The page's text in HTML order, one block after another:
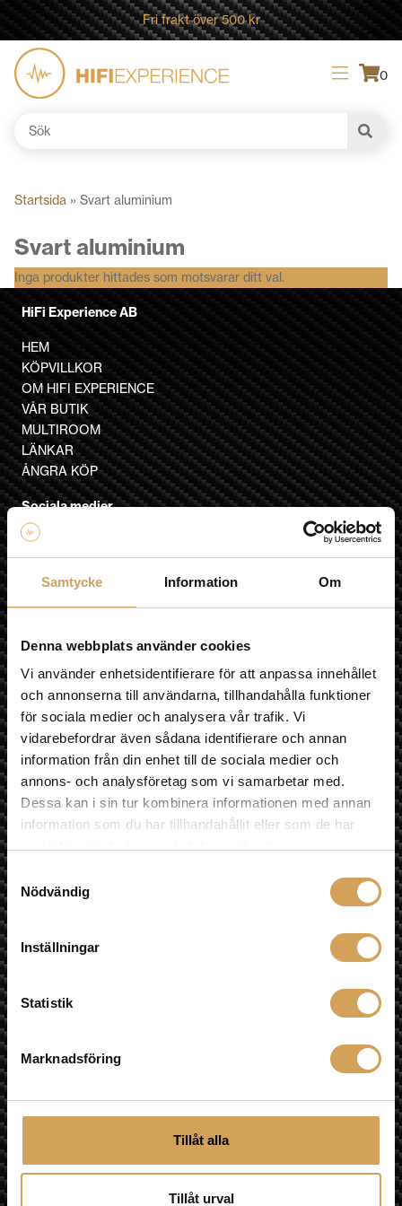
Samtycke Information Om
Denna webbplats använder cookies
Vi använder enhetsidentifierare för att anpassa innehållet
och annonserna till användarna, tillhandahålla funktioner
för sociala medier och analysera vår trafik. Vi
vidarebefordrar även sådana identifierare och annan
information från din enhet till de sociala medier och
annons- och analysföretag som vi samarbetar med.
Dessa kan i sin tur kombinera informationen med annan
information som du har tillhandahållit eller som de har
Samtyckesval
Nödvändig
Inställningar
Statistik
Marknadsföring
Tillåt alla
Tillåt urval
Fri frakt över 500 kr
0
Sök
Startsida » Svart aluminium
Svart aluminium
Inga produkter hittades som motsvarar ditt val.
HiFi Experience AB
HEM
KÖPVILLKOR
OM HIFI EXPERIENCE
VÅR BUTIK
MULTIROOM
LÄNKAR
ÅNGRA KÖP
Sociala medier
Besök oss
Fyrislundsgatan 68
Karta »
E-post
info@hifiexperience.se
Telefon butik
018-124010
0709-145444
Jag godkänner prenumeration på nyhetsbrev och att min
Vi använder Brevo som plattform för utskick. Genom att
klicka på "Prenumerera på nyhetsbrev" godkänner du
Prenumerera på nyhetsbrev